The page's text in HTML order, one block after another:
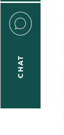
CHAT